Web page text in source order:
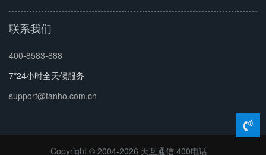
联系我们
400-8583-888
7*24小时全天候服务
support@tanho.com.cn
Copyright © 2004-2026 天互通信 400电话